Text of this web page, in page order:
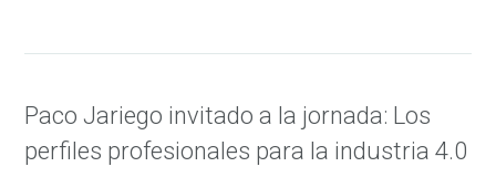
Paco Jariego invitado a la jornada: Los
perfiles profesionales para la industria 4.0